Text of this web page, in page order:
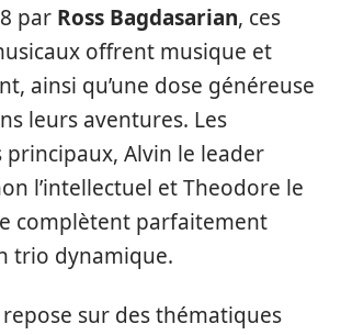
par Ross Bagdasarian, ces
offrent musique et
ainsi qu’une dose généreuse
leurs aventures. Les
principaux, Alvin le leader
l’intellectuel et Theodore le
complètent parfaitement
trio dynamique.
sur des thématiques